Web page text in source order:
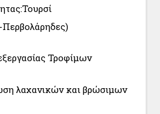
Τροφίμων
λαχανικών και βρώσιμων